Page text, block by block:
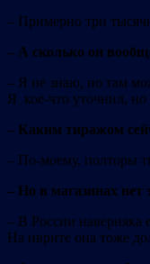
– Примерно три
– А сколько он
– Я не знаю, но там
Я кое-что уточнил, но
– Каким тиражом
– По-моему, полторы
– Но в магазинах нет
– В России наверняка
На иврите она тоже